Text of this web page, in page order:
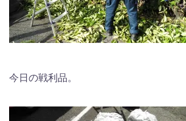
今日の戦利品。